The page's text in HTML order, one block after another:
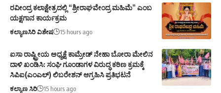
ರವೀಂದ್ರ ಕಲಾಕ್ಷೇತ್ರದಲ್ಲಿ “ಶ್ರೀರಾಘವೇಂದ್ರ ಮಹಿಮೆ” ಎಂಬ
ಯಕ್ಷಗಾನ ಕಾರ್ಯಕ್ರಮ
ಕಲ್ಯಾಣಸಿರಿ ವಿಶೇಷ 15 hours ago
ಐಸಾ ರಾಷ್ಟ್ರೀಯ ಅಧ್ಯಕ್ಷೆ ಕಾಮ್ರೇಡ್ ನೇಹಾ ಬೋರಾ ಮೇಲಿನ
ದಾಳಿ ಖಂಡಿಸಿ: ಸಂಘಿ ಗೂಂಡಾಗಳ ವಿರುದ್ಧ ಕಠಿಣ ಕ್ರಮಕ್ಕೆ
ಸಿಪಿಐ(ಎಂಎಲ್) ಲಿಬರೇಶನ್ ಆಗ್ರಹಿಸಿ ಪ್ರತಿಭಟನೆ
ಕಲ್ಯಾಣ ಸಿರಿ 15 hours ago